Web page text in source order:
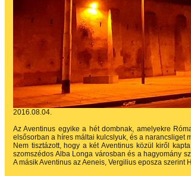
2016.08.04.
Az Aventinus egyike a hét dombnak, amelyekre
elsősorban a híres máltai kulcslyuk, és a narancsliget
Nem tisztázott, hogy a két Aventinus közül kiről
szomszédos Alba Longa városban és a hagyomány
A másik Aventinus az Aeneis, Vergilius eposza szerint